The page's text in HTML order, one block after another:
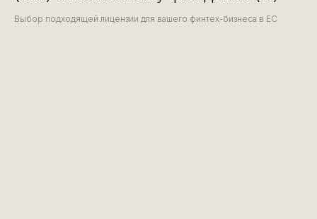
Выбор подходящей лицензии для вашего финтех-бизнеса в ЕС